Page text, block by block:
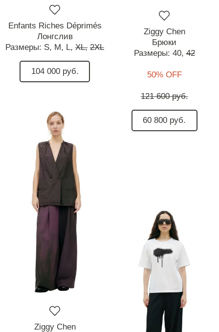
Enfants Riches Déprimés
Лонгслив
Размеры: S, M, L, XL, 2XL
104 000 руб.
Ziggy Chen
Брюки
Размеры: 40, 42
50% OFF
121 600 руб.
60 800 руб.
Ziggy Chen